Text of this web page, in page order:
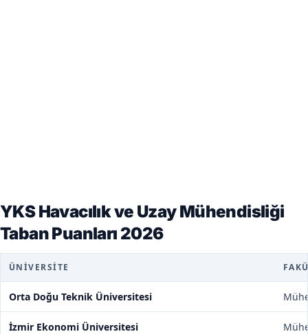
YKS Havacılık ve Uzay Mühendisliği
Taban Puanları 2026
ÜNIVERSITE
Orta Doğu Teknik Üniversitesi
İzmir Ekonomi Üniversitesi